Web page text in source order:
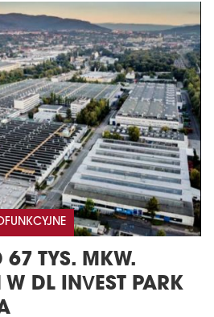
67 TYS. MKW.
DL INVEST PARK